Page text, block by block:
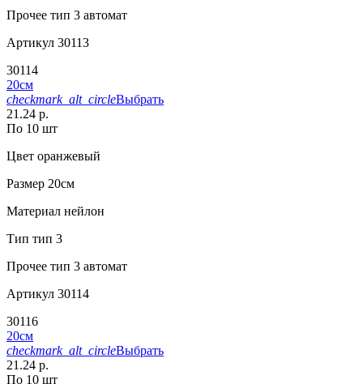
Прочее тип 3 автомат
Артикул 30113
30114
20см
checkmark_alt_circleВыбрать
21.24 р.
По 10 шт
Цвет оранжевый
Размер 20см
Материал нейлон
Тип тип 3
Прочее тип 3 автомат
Артикул 30114
30116
20см
checkmark_alt_circleВыбрать
21.24 р.
По 10 шт